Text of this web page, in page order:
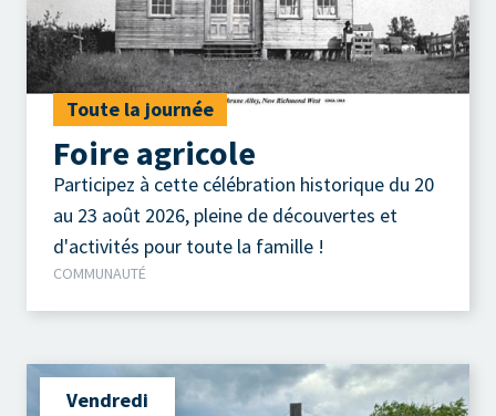
Toute la journée
Foire agricole
Participez à cette célébration historique du 20
au 23 août 2026, pleine de découvertes et
d'activités pour toute la famille !
COMMUNAUTÉ
Vendredi